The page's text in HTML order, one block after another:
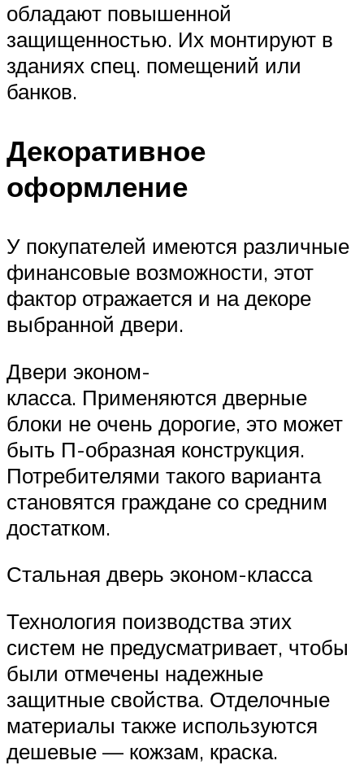
обладают повышенной
защищенностью. Их монтируют в
зданиях спец. помещений или
банков.
Декоративное
оформление
У покупателей имеются различные
финансовые возможности, этот
фактор отражается и на декоре
выбранной двери.
Двери эконом-
класса. Применяются дверные
блоки не очень дорогие, это может
быть П-образная конструкция.
Потребителями такого варианта
становятся граждане со средним
достатком.
Стальная дверь эконом-класса
Технология поизводства этих
систем не предусматривает, чтобы
были отмечены надежные
защитные свойства. Отделочные
материалы также используются
дешевые — кожзам, краска.